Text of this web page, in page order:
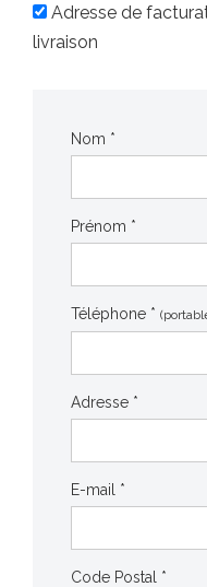
Adresse de
livraison
Nom *
Prénom *
Téléphone *
Adresse *
E-mail *
Code Postal *